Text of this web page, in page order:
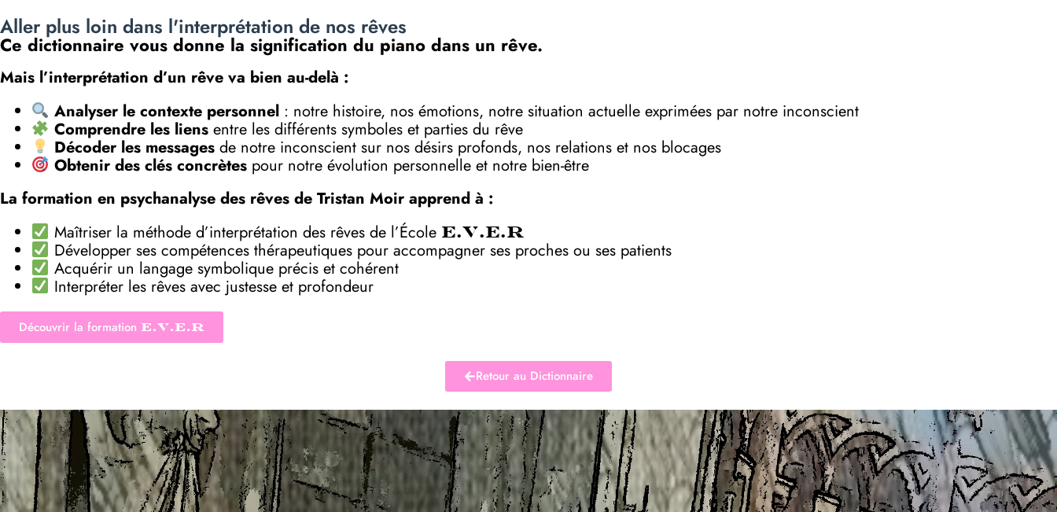
Aller plus loin dans l'interprétation de nos rêves
Ce dictionnaire vous donne la signification du piano dans un rêve.
Mais l’interprétation d’un rêve va bien au-delà :
Analyser le contexte personnel: notre histoire, nos émotions, notre situation actuelle exprimées par notre inconscient
Comprendre les liensentre les différents symboles et parties du rêve
Décoder les messagesde notre inconscient sur nos désirs profonds, nos relations et nos blocages
Obtenir des clés concrètespour notre évolution personnelle et notre bien-être
La formation en psychanalyse des rêves de Tristan Moir apprend à :
Maîtriser la méthode d’interprétation des rêves de l’École E.V.E.R
Développer ses compétences thérapeutiques pour accompagner ses proches ou ses patients
Acquérir un langage symbolique précis et cohérent
Interpréter les rêves avec justesse et profondeur
Découvrir la formation E.V.E.R
Retour au Dictionnaire